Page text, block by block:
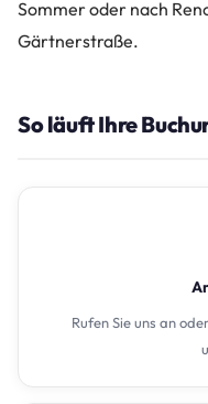
Sommer oder nach
Gärtnerstraße.
So läuft Ihre
Rufen Sie uns an